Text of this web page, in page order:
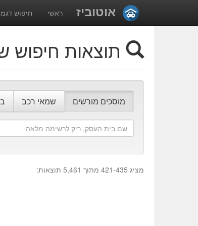
אוטוביז ראשי חיפוש
תוצאות חיפוש
מוסכים מורשים שמאי רכב
שם
בית
מציג 421-435 מתוך 5,461 תוצאות: